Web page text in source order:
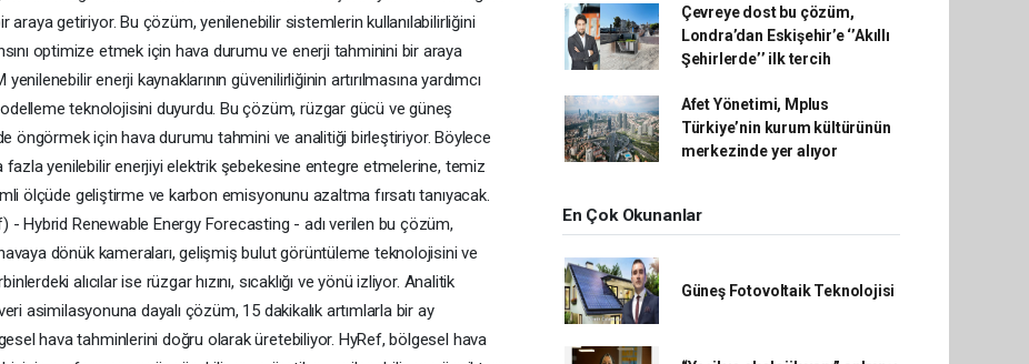
getiriyor. Bu çözüm, yenilenebilir sistemlerin kullanılabilirliğini
optimize etmek için hava durumu ve enerji tahminini bir araya
enerji kaynaklarının güvenilirliğinin artırılmasına yardımcı
teknolojisini duyurdu. Bu çözüm, rüzgar gücü ve güneş
öngörmek için hava durumu tahmini ve analitiği birleştiriyor. Böylece
fazla yenilebilir enerjiyi elektrik şebekesine entegre etmelerine, temiz
ölçüde geliştirme ve karbon emisyonunu azaltma fırsatı tanıyacak.
- Hybrid Renewable Energy Forecasting - adı verilen bu çözüm,
dönük kameraları, gelişmiş bulut görüntüleme teknolojisini ve
alıcılar ise rüzgar hızını, sıcaklığı ve yönü izliyor. Analitik
asimilasyonuna dayalı çözüm, 15 dakikalık artımlarla bir ay
hava tahminlerini doğru olarak üretebiliyor. HyRef, bölgesel hava
Çevreye dost bu çözüm,
Londra’dan Eskişehir’e ‘’Akıllı
Şehirlerde’’ ilk tercih
Afet Yönetimi, Mplus
Türkiye’nin kurum kültürünün
merkezinde yer alıyor
En Çok Okunanlar
Güneş Fotovoltaik Teknolojisi